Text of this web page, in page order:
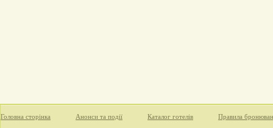
Головна сторінка Анонси та події Каталог готелів Правила